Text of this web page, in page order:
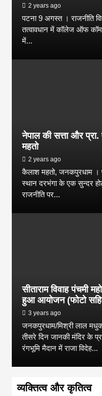
2 years ago
पटना 9 अगस्त । राजनीति
तत्वावधान में कॉलेज ऑफ
में...
नेपाल की सत्ता और
महतो
2 years ago
कैलाश महतो, जनकपुरधाम
स्थान दरभंगा के एक सुन्दर
राजनीति पर...
सीताराम विवाह पंचमी
हुआ आयोजन (फोटो
3 years ago
जनकपुरधाम/मिश्री लाल
तीसरे दिन जानकी मंदिर के
रंगभूमि मैदान में राजा विदेह...
व्यक्तित्व और कृतित्व